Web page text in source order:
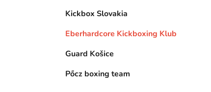
Kickbox Slovakia
Eberhardcore Kickboxing Klub
Guard Košice
Pőcz boxing team